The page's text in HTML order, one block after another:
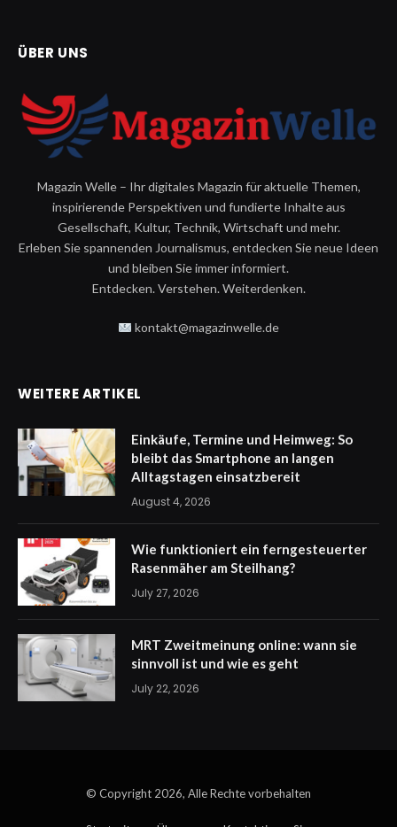
ÜBER UNS
Magazin Welle – Ihr digitales Magazin für aktuelle Themen,
inspirierende Perspektiven und fundierte Inhalte aus
Gesellschaft, Kultur, Technik, Wirtschaft und mehr.
Erleben Sie spannenden Journalismus, entdecken Sie neue Ideen
und bleiben Sie immer informiert.
Entdecken. Verstehen. Weiterdenken.
kontakt@magazinwelle.de
WEITERE ARTIKEL
Einkäufe, Termine und Heimweg: So
bleibt das Smartphone an langen
Alltagstagen einsatzbereit
August 4, 2026
Wie funktioniert ein ferngesteuerter
Rasenmäher am Steilhang?
July 27, 2026
MRT Zweitmeinung online: wann sie
sinnvoll ist und wie es geht
July 22, 2026
© Copyright 2026, Alle Rechte vorbehalten